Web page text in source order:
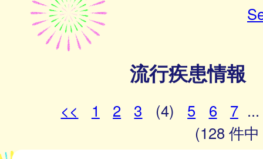
流行疾患情報
<< 1 2 3 (4) 5 6 7 ...
(128 件